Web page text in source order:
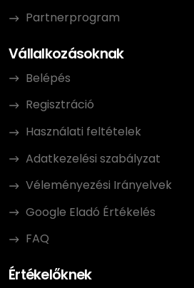
Partnerprogram
Vállalkozásoknak
Belépés
Regisztráció
Használati feltételek
Adatkezelési szabályzat
Véleményezési Irányelvek
Google Eladó Értékelés
FAQ
Értékelőknek